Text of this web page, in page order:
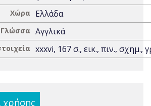
Χώρα Ελλάδα
Γλώσσα Αγγλικά
xxxvi, 167 σ., εικ., πιν., σχημ.,
χρήσης